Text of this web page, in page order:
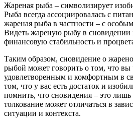
Жареная рыба – символизирует
Рыба всегда ассоциировалась с
жареная рыба в частности – с
Видеть жареную рыбу в сновидении
финансовую стабильность и
Таким образом, сновидение о
рыбой может говорить о том, что вы
удовлетворенным и комфортным в
том, что у вас есть достаток и
помнить, что сновидения – это
толкование может отличаться в
ситуации и контекста.